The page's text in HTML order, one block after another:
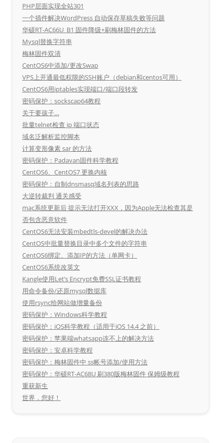
PHP层面实现全站301
一个插件解决WordPress 自动保存草稿失败等问题
华硕RT-AC66U_B1 固件降级+刷梅林固件的方法
Mysql替换字符串
梅林固件双清
CentOS6中添加/更改Swap
VPS上开通最低权限的SSH账户（debian和centos可用）
CentOS6用iptables实现端口/端口段转发
密码保护：sockscap64教程
关于要孩子…
批量telnet检查 ip 端口状态
域名泛解析监控脚本
计算变形像素 sar 的方法
密码保护：Padavan固件科学教程
CentOS6、CentOS7 更换内核
密码保护：自制dnsmasq域名列表的思路
大逆转裁判 通关感受
mac系统更新后 提示无法打开XXX，因为Apple无法检查其是
否包含恶意软件
CentOS6无法安装mbedtls-devel的解决办法
CentOS中批量替换目录中多个文件的字符串
CentOS6绑定、添加IP的方法（单网卡）
CentOS6系统改英文
Kangle使用Let’s Encrypt免费SSL证书教程
用命令备份/还原mysql数据库
使用rsync给网站做增量备份
密码保护：Windows科学教程
密码保护：iOS科学教程（适用于iOS 14.4 之前）
密码保护：苹果端whatsapp连不上的解决方法
密码保护：安卓科学教程
密码保护：梅林固件中 ss帐号添加/使用方法
密码保护：华硕RT-AC68U 刷380版梅林固件 保姆级教程
重获新生
世界，您好！